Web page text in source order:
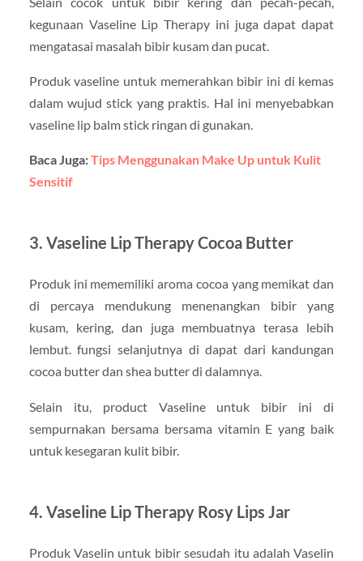
kegunaan Vaseline Lip Therapy ini juga dapat dapat
mengatasai masalah bibir kusam dan pucat.
Produk vaseline untuk memerahkan bibir ini di kemas
dalam wujud stick yang praktis. Hal ini menyebabkan
vaseline lip balm stick ringan di gunakan.
Baca Juga:Tips Menggunakan Make Up untuk Kulit
Sensitif
3. Vaseline Lip Therapy Cocoa Butter
Produk ini mememiliki aroma cocoa yang memikat dan
di percaya mendukung menenangkan bibir yang
kusam, kering, dan juga membuatnya terasa lebih
lembut. fungsi selanjutnya di dapat dari kandungan
cocoa butter dan shea butter di dalamnya.
Selain itu, product Vaseline untuk bibir ini di
sempurnakan bersama bersama vitamin E yang baik
untuk kesegaran kulit bibir.
4. Vaseline Lip Therapy Rosy Lips Jar
Produk Vaselin untuk bibir sesudah itu adalah Vaselin